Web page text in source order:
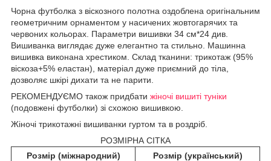
Чорна футболка з віскозного полотна оздоблена оригінальним
геометричним орнаментом у насичених жовтогарячих та
червоних кольорах. Параметри вишивки 34 см*24 див.
Вишиванка виглядає дуже елегантно та стильно. Машинна
вишивка виконана хрестиком. Склад тканини: трикотаж (95%
віскоза+5% еластан), матеріал дуже приємний до тіла,
дозволяє шкірі дихати та не парити.
РЕКОМЕНДУЄМО також придбати жіночі вишиті туніки
(подовжені футболки) зі схожою вишивкою.
Жіночі трикотажні вишиванки гуртом та в роздріб.
РОЗМІРНА СІТКА
Розмір (міжнародний)
Розмір (український)